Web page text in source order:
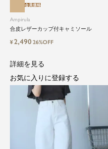
Ampirula
合皮レザーカップ付キャミソール
会員価格
¥2,49026%OFF
詳細を見る
お気に入りに登録する